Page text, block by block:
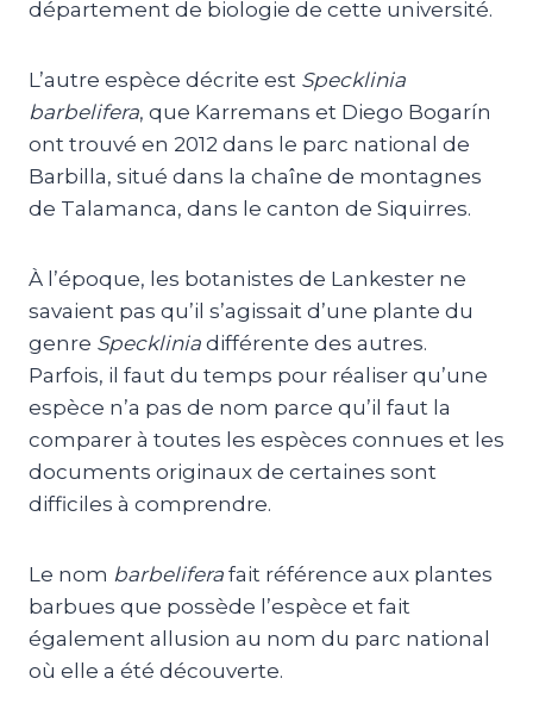
département de biologie de cette université.
L’autre espèce décrite est Specklinia
barbelifera, que Karremans et Diego Bogarín
ont trouvé en 2012 dans le parc national de
Barbilla, situé dans la chaîne de montagnes
de Talamanca, dans le canton de Siquirres.
À l’époque, les botanistes de Lankester ne
savaient pas qu’il s’agissait d’une plante du
genre Specklinia différente des autres.
Parfois, il faut du temps pour réaliser qu’une
espèce n’a pas de nom parce qu’il faut la
comparer à toutes les espèces connues et les
documents originaux de certaines sont
difficiles à comprendre.
Le nom barbelifera fait référence aux plantes
barbues que possède l’espèce et fait
également allusion au nom du parc national
où elle a été découverte.